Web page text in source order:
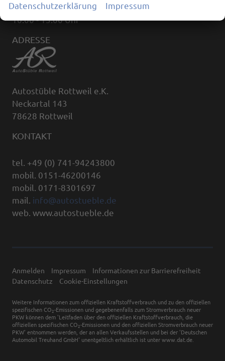
Samstag:
10:00 - 13:00 Uhr
ADRESSE
Autostüble Rottweil e.K.
Neckartal 143
78628 Rottweil
KONTAKT
tel. +49 (0) 741-94243800
mobil. 0151-46200146
mobil. 0171-8301697
mail. info@autostueble.de
web. www.autostueble.de
Anmelden Impressum
Informationen zur Barrierefreiheit
Datenschutz
Cookie-Einstellungen
Weitere Informationen zum offiziellen Kraftstoffverbrauch und zu den offiziellen
spezifischen CO 2-Emissionen und gegebenenfalls zum Stromverbrauch neuer
PKW können dem 'Leitfaden über den offiziellen Kraftstoffverbrauch, die
offiziellen spezifischen CO 2-Emissionen und den offiziellen Stromverbrauch neuer
PKW' entnommen werden, der an allen Verkaufsstellen und bei der 'Deutschen
Automobil Treuhand GmbH' unentgeltlich erhältlich ist unter www.dat.de.
Datenschutzerklärung Impressum